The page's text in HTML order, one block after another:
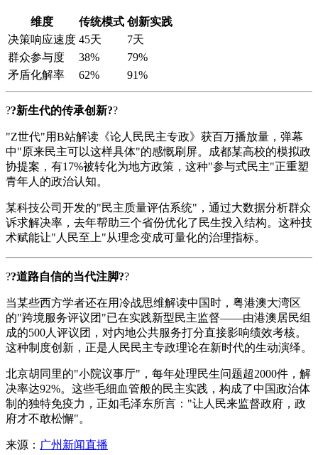
维度 传统模式 创新实践
决策响应速度 45天
7天
群众参与度
38%
79%
矛盾化解率
62% 91%
??新生代的传承创新??
"Z世代"用B站解读《论人民民主专政》获百万播放量，弹幕
中"原来民主可以这样具体"的感慨刷屏。成都某高校的模拟政
协提案，有17%被转化为地方政策，这种"参与式民主"正重塑
青年人的政治认知。
某科技公司开发的"民主质量评估系统"，通过大数据分析群众
诉求解决率，去年帮助三个省份优化了民生投入结构。这种技
术赋能让"人民至上"从理念变成可量化的治理指标。
??道路自信的当代注脚??
当某些西方学者还在用冷战思维解读中国时，粤港澳大湾区
的"跨境服务评议团"已在实践新型民主监督——由港澳居民组
成的500人评议团，对内地公共服务打分直接影响绩效考核。
这种制度创新，正是人民民主专政理论在新时代的生动演绎。
北京胡同里的"小院议事厅"，每年处理民生问题超2000件，解
决率达92%。这些毛细血管般的民主实践，构成了中国政治体
制的独特免疫力，正如毛泽东所言："让人民来监督政府，政
府才不敢松懈"。
来源： 广州新闻直播